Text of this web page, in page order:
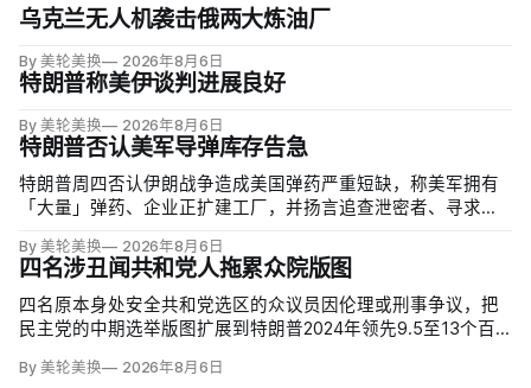
乌克兰无人机袭击俄两大炼油厂
By 美轮美换 2026年8月6日
特朗普称美伊谈判进展良好
By 美轮美换 2026年8月6日
特朗普否认美军导弹库存告急
特朗普周四否认伊朗战争造成美国弹药严重短缺，称美军拥有
「大量」弹药、企业正扩建工厂，并扬言追查泄密者、寻求长
动」中几乎耗尽全球陆军战术导弹系统（ATACMS）与精确打
击导弹库存，爱国者和末段高空区域防御系统（THAAD）拦
截…
By 美轮美换 2026年8月6日
四名涉丑闻共和党人拖累众院版图
四名原本身处安全共和党选区的众议员因伦理或刑事争议，把
民主党的中期选举版图扩展到特朗普2024年领先9.5至13个百
道德委员会认定性骚扰女助理后退选，其选区已被列为胜负难
By 美轮美换 2026年8月6日